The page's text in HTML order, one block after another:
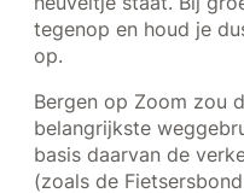
tegenop en houd je
op.
Bergen op Zoom zou
belangrijkste
basis daarvan de
(zoals de